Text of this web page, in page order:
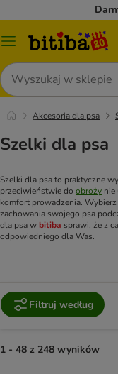
Menu
Szukaj
Akcesoria dla psa
Szelki dla psa
Szelki dla psa to praktyczne
przeciwieństwie do obroży nie
komfort prowadzenia.
zachowania swojego psa
dla psa wbitiba sprawi, że z
odpowiedniego dla Was.
Filtruj według
1 - 48 z 248 wyników